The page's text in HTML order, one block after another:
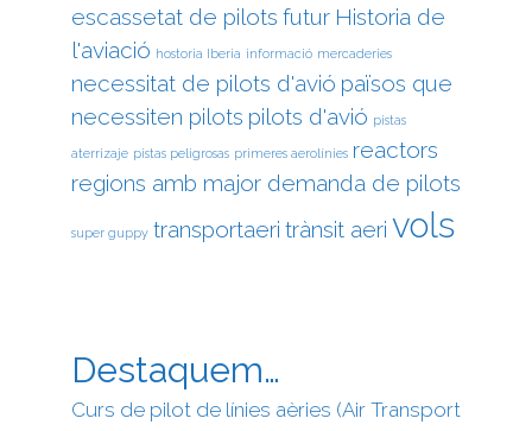
escassetat de pilots futur Historia de
l'aviació hostoria Iberia informació mercaderies
necessitat de pilots d'avió països que
necessiten pilots pilots d'avió pistas
aterrizaje pistas peligrosas primeres aerolínies reactors
regions amb major demanda de pilots
super guppy transportaeri trànsit aeri vols
Destaquem…
Curs de pilot de línies aèries (Air Transport